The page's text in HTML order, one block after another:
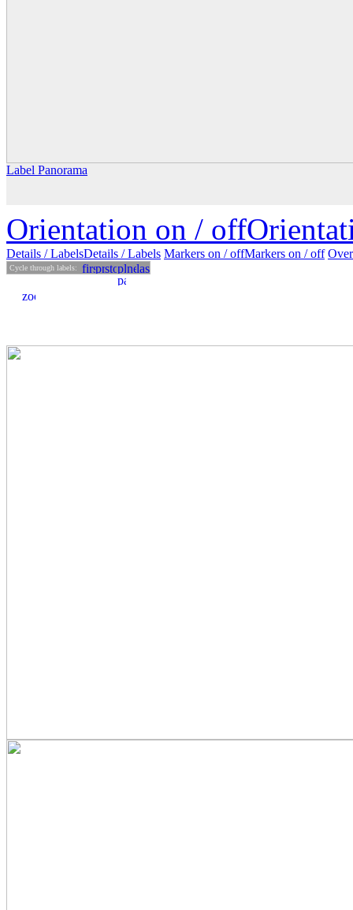
Label Panorama
Orientation on / off
Details / LabelsDetails /Labels Markers on /offMarkers on / off
Cycle through labels: